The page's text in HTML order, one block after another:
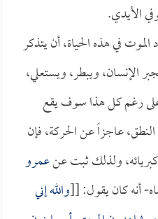
الأيدي.
في هذه الحياة، أن يتذكر
الإنسان، ويبطر، ويستعلي،
على رغم كل هذا سوف يقع
عاجزاً عن الحركة، فإن
ولذلك ثبت عنعمرو
أنه كان يقول: [[والله إني